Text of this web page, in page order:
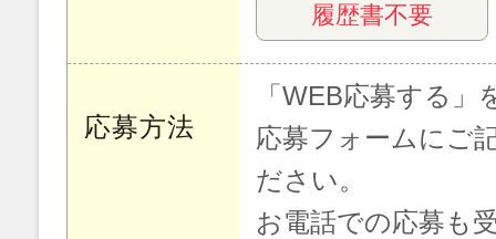
履歴書不要
応募方法
「WEB応募する
応募フォームにご
ださい。
お電話での応募も